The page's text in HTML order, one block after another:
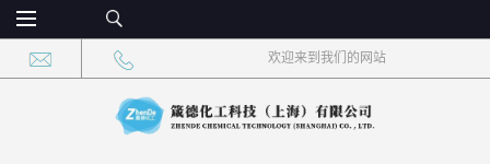
欢迎来到我们的网站